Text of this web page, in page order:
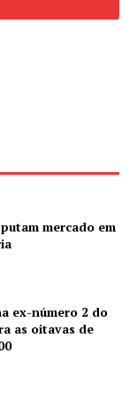
mercado em
ex-número 2 do
as oitavas de